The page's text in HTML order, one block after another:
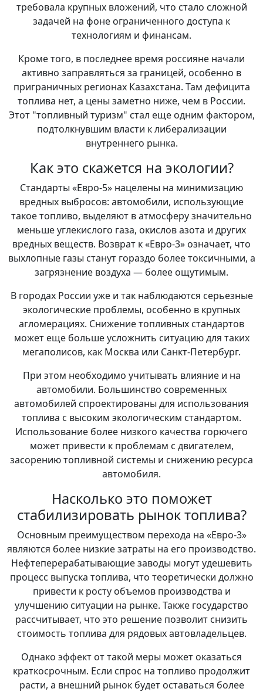
требовала крупных вложений, что стало сложной
задачей на фоне ограниченного доступа к
технологиям и финансам.
Кроме того, в последнее время россияне начали
активно заправляться за границей, особенно в
приграничных регионах Казахстана. Там дефицита
топлива нет, а цены заметно ниже, чем в России.
Этот "топливный туризм" стал еще одним фактором,
подтолкнувшим власти к либерализации
внутреннего рынка.
Как это скажется на экологии?
Стандарты «Евро-5» нацелены на минимизацию
вредных выбросов: автомобили, использующие
такое топливо, выделяют в атмосферу значительно
меньше углекислого газа, окислов азота и других
вредных веществ. Возврат к «Евро-3» означает, что
выхлопные газы станут гораздо более токсичными, а
загрязнение воздуха — более ощутимым.
В городах России уже и так наблюдаются серьезные
экологические проблемы, особенно в крупных
агломерациях. Снижение топливных стандартов
может еще больше усложнить ситуацию для таких
мегаполисов, как Москва или Санкт-Петербург.
При этом необходимо учитывать влияние и на
автомобили. Большинство современных
автомобилей спроектированы для использования
топлива с высоким экологическим стандартом.
Использование более низкого качества горючего
может привести к проблемам с двигателем,
засорению топливной системы и снижению ресурса
автомобиля.
Насколько это поможет
стабилизировать рынок топлива?
Основным преимуществом перехода на «Евро-3»
являются более низкие затраты на его производство.
Нефтеперерабатывающие заводы могут удешевить
процесс выпуска топлива, что теоретически должно
привести к росту объемов производства и
улучшению ситуации на рынке. Также государство
рассчитывает, что это решение позволит снизить
стоимость топлива для рядовых автовладельцев.
Однако эффект от такой меры может оказаться
краткосрочным. Если спрос на топливо продолжит
расти, а внешний рынок будет оставаться более